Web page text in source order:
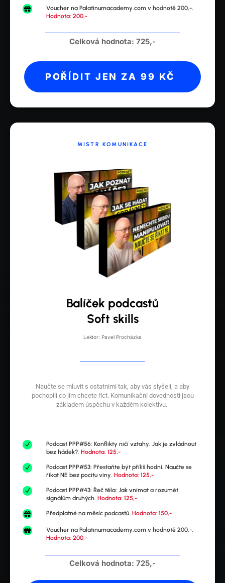

Voucher na Palatinumacademy.com v hodnotě 200,-.
Hodnota: 200,-
Celková hodnota: 725,-
POŘÍDIT JEN ZA 99 KČ
MISTR KOMUNIKACE
Balíček podcastů
Soft skills
Lektor: Pavel Procházka
Naučte se mluvit s ostatními tak, aby vás slyšeli, a aby
pochopili co jim chcete říct. Komunikační dovednosti jsou
základem úspěchu v každém kolektivu.
N
Podcast PPP#56: Konflikty ničí vztahy. Jak je zvládnout
bez hádek?. Hodnota: 125,-
N
Podcast PPP#53: Přestaňte být příliš hodní. Naučte se
říkat NE bez pocitu viny. Hodnota: 125,-
N
Podcast PPP#43: Řeč těla: Jak vnímat a rozumět
signálům druhých. Hodnota: 125,-
 Předplatné na měsíc podcastů. Hodnota: 150,-

Voucher na Palatinumacademy.com v hodnotě 200,-.
Hodnota: 200,-
Celková hodnota: 725,-